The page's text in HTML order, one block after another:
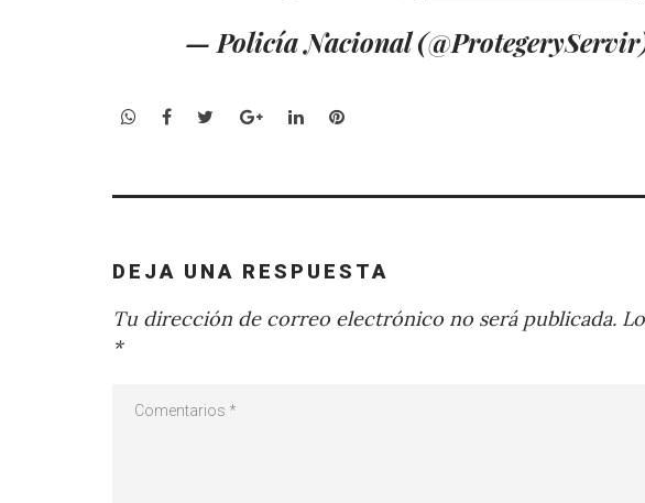
— Policía Nacional
WhatsApp
Facebook
TwitterGoogle+LinkedInPinterest
DEJA UNA RESPUESTA
Tu dirección de correo electrónico no será publicada.
*